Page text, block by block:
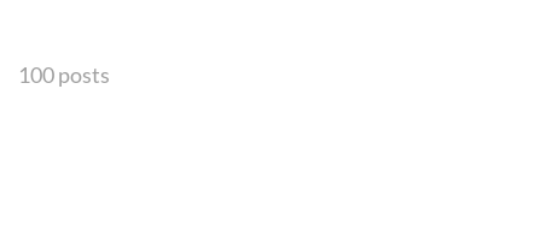
100 posts